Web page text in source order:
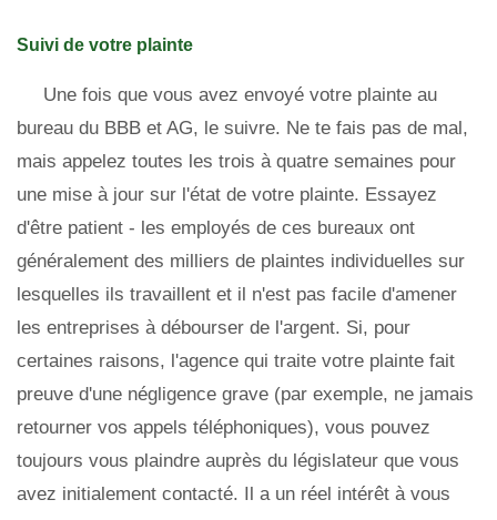
Suivi de votre plainte
Une fois que vous avez envoyé votre plainte au
bureau du BBB et AG, le suivre. Ne te fais pas de mal,
mais appelez toutes les trois à quatre semaines pour
une mise à jour sur l'état de votre plainte. Essayez
d'être patient - les employés de ces bureaux ont
généralement des milliers de plaintes individuelles sur
lesquelles ils travaillent et il n'est pas facile d'amener
les entreprises à débourser de l'argent. Si, pour
certaines raisons, l'agence qui traite votre plainte fait
preuve d'une négligence grave (par exemple, ne jamais
retourner vos appels téléphoniques), vous pouvez
toujours vous plaindre auprès du législateur que vous
avez initialement contacté. Il a un réel intérêt à vous